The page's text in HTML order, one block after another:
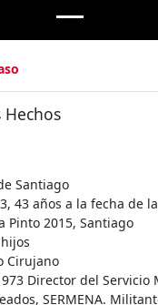
Hechos
Santiago
43 años a la fecha de
Pinto 2015, Santiago
Cirujano
Director del Servicio
SERMENA.